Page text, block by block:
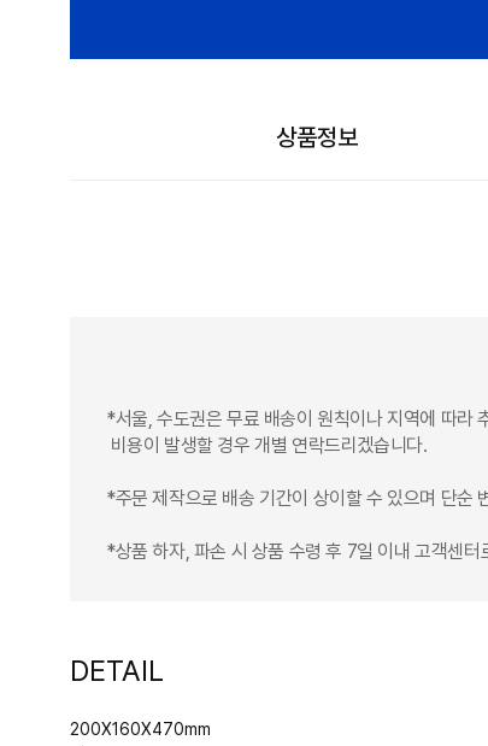
상품정보
*서울, 수도권은 무료 배송이 원칙이나 지역에 따라
비용이 발생할 경우 개별 연락드리겠습니다.
*주문 제작으로 배송 기간이 상이할 수 있으며 단순
*상품 하자, 파손 시 상품 수령 후 7일 이내 고객센터
DETAIL
200X160X470mm